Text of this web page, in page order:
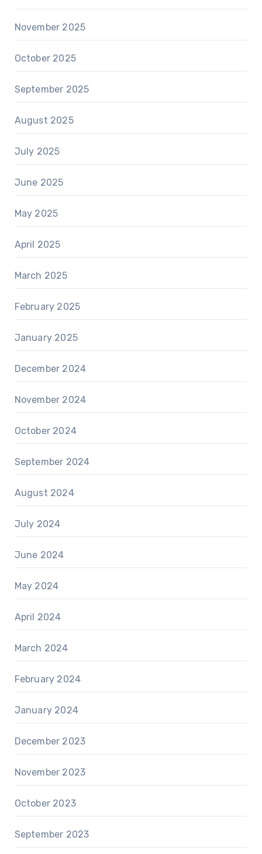
November 2025
October 2025
September 2025
August 2025
July 2025
June 2025
May 2025
April 2025
March 2025
February 2025
January 2025
December 2024
November 2024
October 2024
September 2024
August 2024
July 2024
June 2024
May 2024
April 2024
March 2024
February 2024
January 2024
December 2023
November 2023
October 2023
September 2023